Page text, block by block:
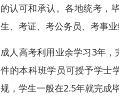
的认可和承认。各地统考，
生、考证、考公务员、考事
成人高考利用业余学习3年
件的本科班学员可授予学士
规，学生一般在2.5年就完成